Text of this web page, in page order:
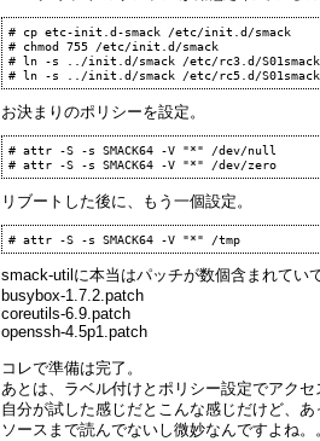
# cp etc-init.d-smack /etc/init.d/smack
# chmod 755 /etc/init.d/smack
# ln -s ../init.d/smack /etc/rc3.d/S01smack
# ln -s ../init.d/smack /etc/rc5.d/S01smack
お決まりのポリシーを設定。
# attr -S -s SMACK64 -V "*" /dev/null
# attr -S -s SMACK64 -V "*" /dev/zero
リブートした後に、もう一個設定。
# attr -S -s SMACK64 -V "*" /tmp
smack-utilに本当はパッチが数個含まれてい
busybox-1.7.2.patch
coreutils-6.9.patch
openssh-4.5p1.patch
コレで準備は完了。
あとは、ラベル付けとポリシー設定でアクセ
自分が試した感じだとこんな感じだけど、あ
ソースまで読んでないし微妙なんですよね。